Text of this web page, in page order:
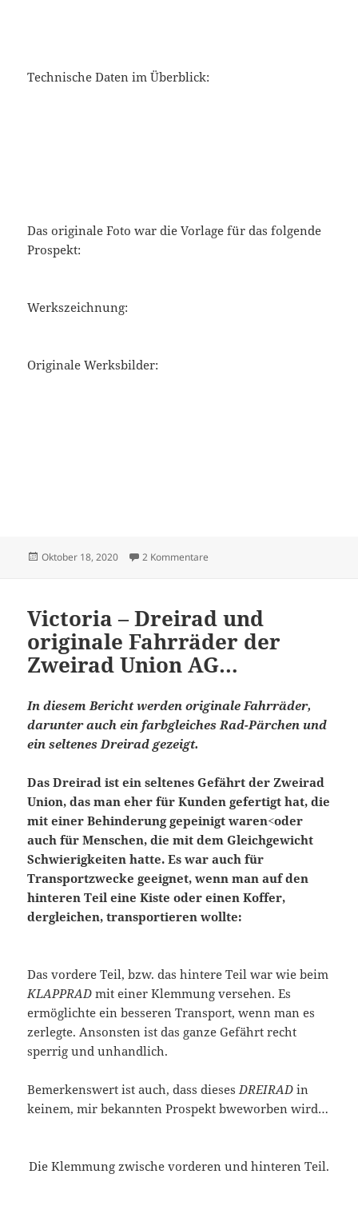
Technische Daten im Überblick:
Das originale Foto war die Vorlage für das folgende
Prospekt:
Werkszeichnung:
Originale Werksbilder:
Veröffentlicht
Oktober 18, 2020 2 Kommentare
Victoria – Dreirad und
originale Fahrräder der
Zweirad Union AG…
In diesem Bericht werden originale Fahrräder,
darunter auch ein farbgleiches Rad-Pärchen und
ein seltenes Dreirad gezeigt.
Das Dreirad ist ein seltenes Gefährt der Zweirad
Union, das man eher für Kunden gefertigt hat, die
mit einer Behinderung gepeinigt waren<oder
auch für Menschen, die mit dem Gleichgewicht
Schwierigkeiten hatte. Es war auch für
Transportzwecke geeignet, wenn man auf den
hinteren Teil eine Kiste oder einen Koffer,
dergleichen, transportieren wollte:
Das vordere Teil, bzw. das hintere Teil war wie beim
KLAPPRAD mit einer Klemmung versehen. Es
ermöglichte ein besseren Transport, wenn man es
zerlegte. Ansonsten ist das ganze Gefährt recht
sperrig und unhandlich.
Bemerkenswert ist auch, dass dieses DREIRADin
keinem, mir bekannten Prospekt bweworben wird…
Die Klemmung zwische vorderen und hinteren Teil.